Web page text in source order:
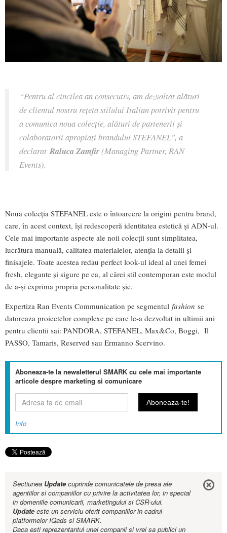
“Pentru al cincilea an consecutiv, am dezvoltat alături
de clientul nostru rețeta stilului Italian potrivit pentru
a comunica noua colecție, alături de partenerii și
colaboratorii apropiați brandului STEFANEL", a
declarat Raluca Zamfir(Managing Partner, RAN
Events).
Noua colecția STEFANEL este o întoarcere la origini pentru brand,
care, în acest context, își redescoperă identitatea estetică și ADN-ul.
Cele mai importante aspecte ale noii colecții sunt simplitatea,
lucrătura manuală, calitatea materialelor, atenția la detalii și
finisajele. Toate acestea redau perfect look-ul ideal al unei femei
fresh, elegante și sigure pe ea, al cărei stil contemporan este modul
de a-și exprima propria personalitate șic.
Expertiza Ran Events Communication pe segmentul fashion se
datoreaza proiectelor complexe pe care le-a dezvoltat in ultimii ani
pentru clientii sai: PANDORA, STEFANEL, Max&Co, Boggi, Il
PASSO, Tamaris, Reserved sau Ermanno Scervino.
Aboneaza-te la newsletterul SMARK cu cele mai importante
articole despre marketing si comunicare
Info
Sectiunea Updatecuprinde comunicatele de presa ale
agentiilor si companiilor cu privire la activitatea lor, in special
in domeniile comunicarii, marketingului si CSR-ului.
Updateeste un serviciu oferit companiilor in cadrul
platformelor IQads si SMARK.
Daca esti reprezentantul unei companii si vrei sa publici un